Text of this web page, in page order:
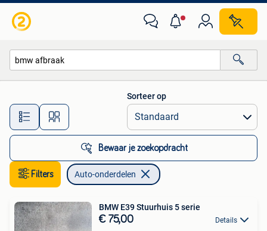
Alle afstanden…
Sorteer op
Bewaar je zoekopdracht
Filters Auto-onderdelen
BMW E39 Stuurhuis 5 serie
€ 75,00 Details